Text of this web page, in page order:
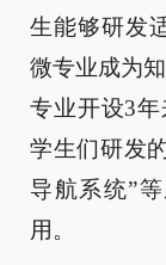
生能够研发
微专业成为
专业开设3年
学生们研发
导航系统”
用。